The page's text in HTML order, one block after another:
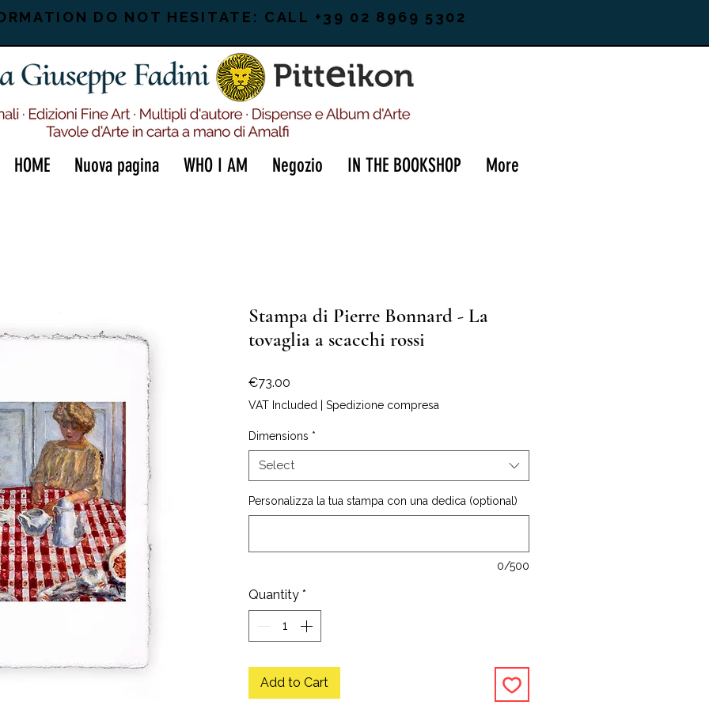
DO NOT HESITATE: CALL +39 02 8969 5302
HOME Nuova pagina WHO I AM Negozio IN THE BOOKSHOP More
Stampa di Pierre Bonnard - La
tovaglia a scacchi rossi
€73.00
VAT Included Spedizione compresa
Dimensions *
Select
Personalizza la tua stampa con una dedica (optional)
0/500
Quantity *
Add to Cart